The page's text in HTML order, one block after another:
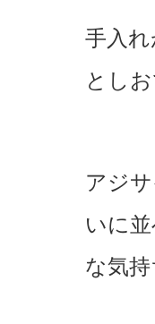
手入
としお
アジ
いに
な気